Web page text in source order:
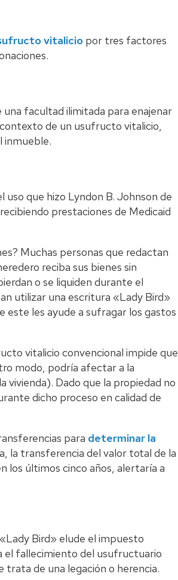
vitalicio por tres factores
facultad ilimitada para enajenar
de un usufructo vitalicio,
inmueble.
que hizo Lyndon B. Johnson de
prestaciones de Medicaid
Muchas personas que redactan
reciba sus bienes sin
o se liquiden durante el
utilizar una escritura «Lady Bird»
este les ayude a sufragar los gastos
vitalicio convencional impide que
modo, podría afectar a la
vivienda). Dado que la propiedad no
dicho proceso en calidad de
para determinar la
la transferencia del valor total de la
los últimos cinco años, alertaría a
Bird» elude el impuesto
el fallecimiento del usufructuario
de una legación o herencia.